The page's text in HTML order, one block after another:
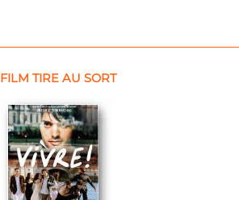
FILM TIRE AU SORT